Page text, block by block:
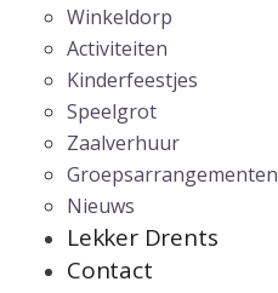
Winkeldorp
Activiteiten
Kinderfeestjes
Speelgrot
Zaalverhuur
Groepsarrangementen
Nieuws
Lekker Drents
Contact